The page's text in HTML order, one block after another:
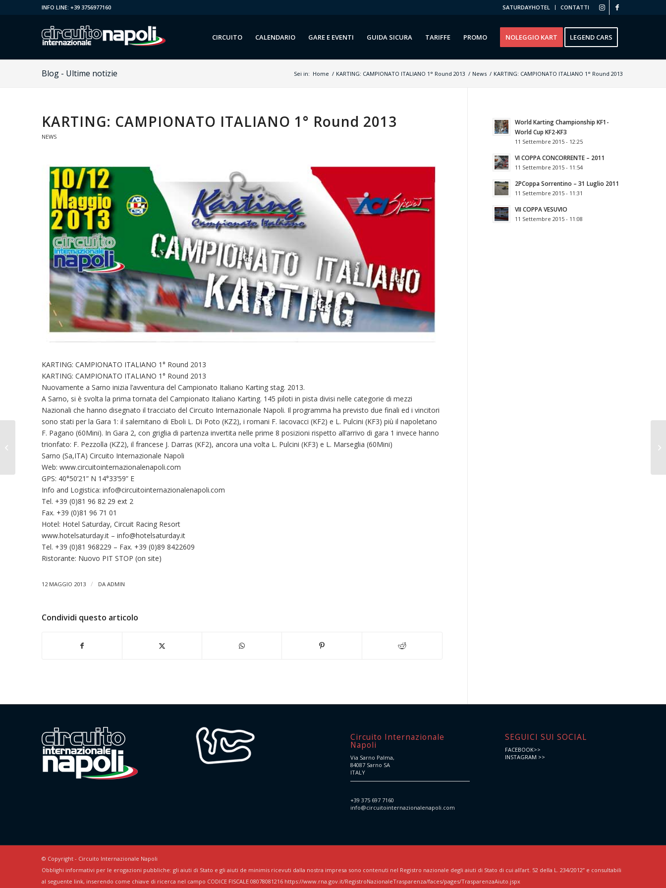
SATURDAYHOTEL CONTATTI
INFO LINE: +39 3756977160
CIRCUITO CALENDARIO GARE E EVENTI GUIDA SICURA TARIFFE PROMO NOLEGGIO KART LEGEND CARS
Blog - Ultime notizie Sei in: Home / KARTING: CAMPIONATO ITALIANO 1° Round 2013 / News / KARTING: CAMPIONATO ITALIANO 1° Round 2013
KARTING: CAMPIONATO ITALIANO 1° Round 2013
NEWS
KARTING: CAMPIONATO ITALIANO 1° Round 2013
KARTING: CAMPIONATO ITALIANO 1° Round 2013
Nuovamente a Sarno inizia l’avventura del Campionato Italiano Karting stag. 2013.
A Sarno, si è svolta la prima tornata del Campionato Italiano Karting. 145 piloti in pista divisi nelle categorie di mezzi
Nazionali che hanno disegnato il tracciato del Circuito Internazionale Napoli. Il programma ha previsto due finali ed i vincitori
sono stati per la Gara 1: il salernitano di Eboli L. Di Poto (KZ2), i romani F. Iacovacci (KF2) e L. Pulcini (KF3) più il napoletano
F. Pagano (60Mini). In Gara 2, con griglia di partenza invertita nelle prime 8 posizioni rispetto all’arrivo di gara 1 invece hanno
trionfato: F. Pezzolla (KZ2), il francese J. Darras (KF2), ancora una volta L. Pulcini (KF3) e L. Marseglia (60Mini)
Sarno (Sa,ITA) Circuito Internazionale Napoli
Web: www.circuitointernazionalenapoli.com
GPS: 40°50’21” N 14°33’59” E
Info and Logistica: info@circuitointernazionalenapoli.com
Tel. +39 (0)81 96 82 29 ext 2
Fax. +39 (0)81 96 71 01
Hotel: Hotel Saturday, Circuit Racing Resort
www.hotelsaturday.it – info@hotelsaturday.it
Tel. +39 (0)81 968229 – Fax. +39 (0)89 8422609
Ristorante: Nuovo PIT STOP (on site)
12 MAGGIO 2013 / DA ADMIN
Condividi questo articolo
World Karting Championship KF1-
World Cup KF2-KF3
11 Settembre 2015 - 12:25
VI COPPA CONCORRENTE – 2011
11 Settembre 2015 - 11:54
2РCoppa Sorrentino – 31 Luglio 2011
11 Settembre 2015 - 11:31
VII COPPA VESUVIO
11 Settembre 2015 - 11:08
Circuito Internazionale
Napoli
Via Sarno Palma,
84087 Sarno SA
ITALY
+39 375 697 7160
info@circuitointernazionalenapoli.com
SEGUICI SUI SOCIAL
FACEBOOK>>
INSTAGRAM >>
© Copyright - Circuito Internazionale Napoli
Obblighi informativi per le erogazioni pubbliche: gli aiuti di Stato e gli aiuti de minimis ricevuti dalla nostra impresa sono contenuti nel Registro nazionale degli aiuti di Stato di cui all’art. 52 della L. 234/2012” e consultabili
al seguente link, inserendo come chiave di ricerca nel campo CODICE FISCALE 08078081216 https://www.rna.gov.it/RegistroNazionaleTrasparenza/faces/pages/TrasparenzaAiuto.jspx
WWW.MBMdrivingEMOTION.it